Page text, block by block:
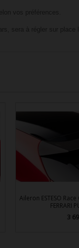
Aileron ESTESO
FERRARI
Prix
3